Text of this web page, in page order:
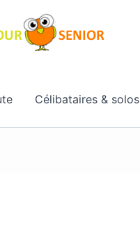
Célibataires & solos